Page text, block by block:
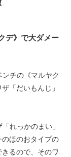
デ》で大ダメー
ンチの《マルヤク
「だいもんじ」
れっかのまい」
ほのおタイプの
るので、そのワ